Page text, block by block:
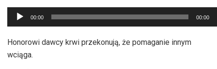
Odtwarzacz
plików
dźwiękowych
00:00 00:00
Honorowi dawcy krwi przekonują, że pomaganie innym
wciąga.